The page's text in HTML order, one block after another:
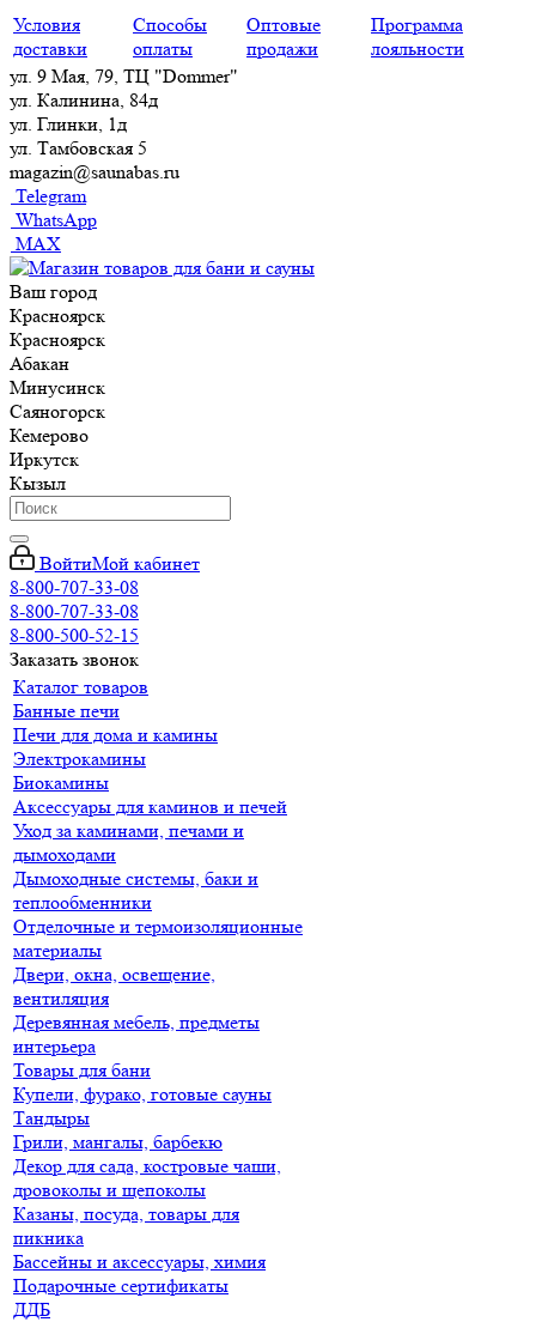
Условия
доставки
Способы
оплаты
Оптовые
продажи
Программа
лояльности
ул. 9 Мая, 79, ТЦ "Dommer"
ул. Калинина, 84д
ул. Глинки, 1д
ул. Тамбовская 5
magazin@saunabas.ru
Telegram
WhatsApp
MAX
Ваш город
Красноярск
Красноярск
Абакан
Минусинск
Саяногорск
Кемерово
Иркутск
Кызыл
ВойтиМой кабинет
8-800-707-33-08
8-800-707-33-08
8-800-500-52-15
Заказать звонок
Каталог товаров
Банные печи
Печи для дома и камины
Электрокамины
Биокамины
Аксессуары для каминов и печей
Уход за каминами, печами и
дымоходами
Дымоходные системы, баки и
теплообменники
Отделочные и термоизоляционные
материалы
Двери, окна, освещение,
вентиляция
Деревянная мебель, предметы
интерьера
Товары для бани
Купели, фурако, готовые сауны
Тандыры
Грили, мангалы, барбекю
Декор для сада, костровые чаши,
дровоколы и щепоколы
Казаны, посуда, товары для
пикника
Бассейны и аксессуары, химия
Подарочные сертификаты
ДДБ